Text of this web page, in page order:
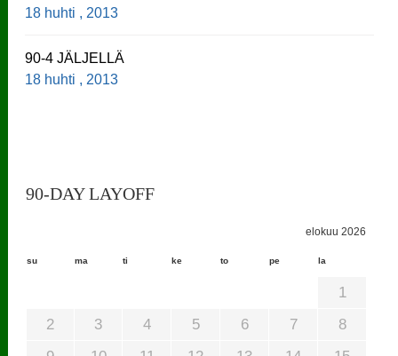
18 huhti , 2013
90-4 JÄLJELLÄ
18 huhti , 2013
90-DAY LAYOFF
elokuu 2026
su ma ti ke to pe la
1
2
3 4 5 6 7
8